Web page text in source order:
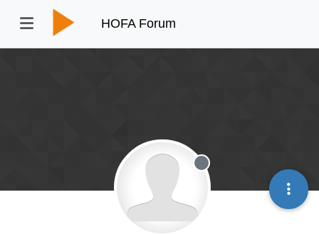
HOFA Forum
Offline